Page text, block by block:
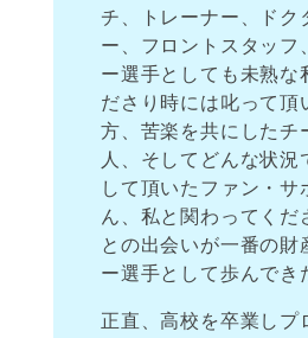
チ、トレーナー、ドク
ー、フロントスタッフ
ー選手としても未熟な
ださり時には叱って頂
方、苦楽を共にしたチ
人、そしてどんな状況
して頂いたファン・サ
ん、私と関わってくだ
との出会いが一番の財
ー選手として歩んでき
正直、高校を卒業しプ